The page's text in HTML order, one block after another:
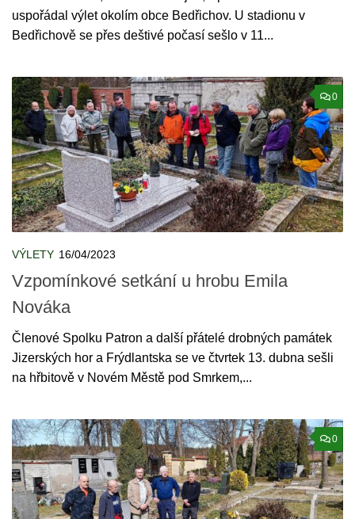
uspořádal výlet okolím obce Bedřichov. U stadionu v
Bedřichově se přes deštivé počasí sešlo v 11...
0
VÝLETY 16/04/2023
Vzpomínkové setkání u hrobu Emila
Nováka
Členové Spolku Patron a další přátelé drobných památek
Jizerských hor a Frýdlantska se ve čtvrtek 13. dubna sešli
na hřbitově v Novém Městě pod Smrkem,...
0